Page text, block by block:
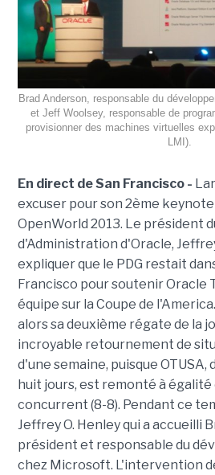
Brad Anderson, responsable du
et Jeff Woolsey, responsable de
provisionner des machines virtuelles
LMI).
En direct de San Francisco -
excuser pour son 2ème
OpenWorld 2013. Le président
d'Administration d'Oracle,
expliquer que le PDG restait
Francisco pour soutenir Oracle
équipe sur la Coupe de
alors sa deuxième régate de la
incroyable retournement de
d'une semaine, puisque OTUSA,
huit jours, est remonté à égalité
concurrent (8-8). Pendant ce
Jeffrey O. Henley qui a accueilli
président et responsable du
chez Microsoft. L'intervention